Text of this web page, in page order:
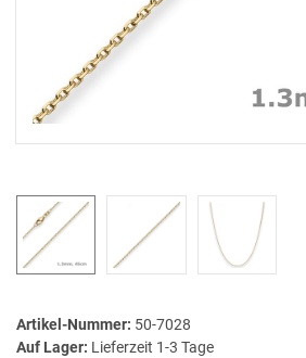
Artikel-Nummer: 50-7028
Auf Lager: Lieferzeit 1-3 Tage